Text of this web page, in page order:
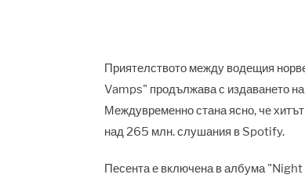
Приятелството между водещия
Vamps" продължава с издаването
Междувременно стана ясно, че
над 265 млн. слушания в Spotify.
Песента е включена в албума